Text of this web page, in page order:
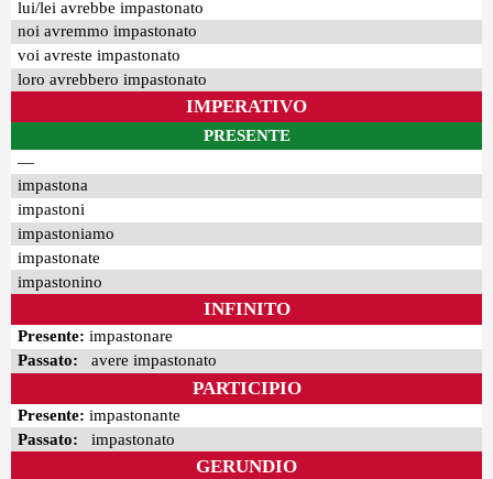
lui/lei avrebbe impastonato
noi avremmo impastonato
voi avreste impastonato
loro avrebbero impastonato
IMPERATIVO
PRESENTE
—
impastona
impastoni
impastoniamo
impastonate
impastonino
INFINITO
Presente: impastonare
Passato: avere impastonato
PARTICIPIO
Presente: impastonante
Passato: impastonato
GERUNDIO